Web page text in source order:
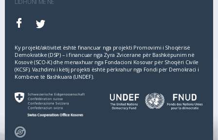
Ky projekt/aktivitet është financuar nga projekti Promovimi i Shoqërisë
Demokratike (DSP) – i financuar nga Zyra Zvicerane për Bashkëpunim në
Kosovë (SCO‐K) dhe menaxhuar nga Fondacioni Kosovar për Shoqëri Civile
(KCSF). Vazhdimi i këtij projekti është përkrahur nga Fondi për Demokraci i
Kombeve të Bashkuara (UNDEF).